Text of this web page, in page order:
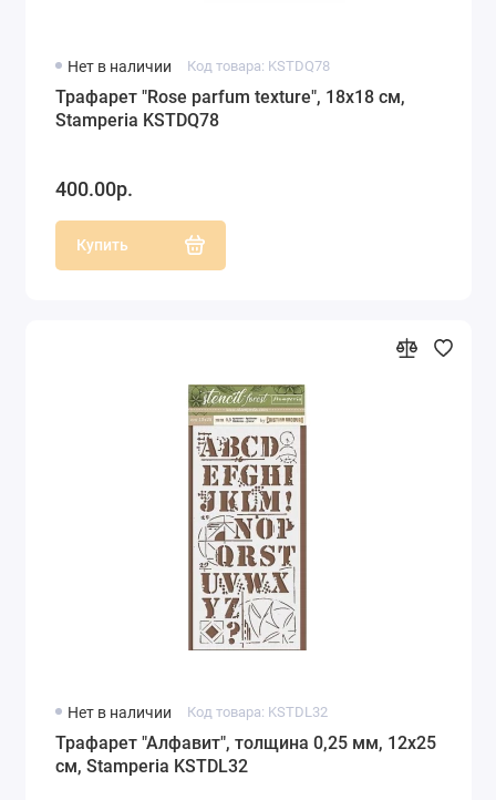
Нет в наличии Код товара: KSTDQ78
Трафарет "Rose parfum texture", 18х18 см,
Stamperia KSTDQ78
400.00р.
Купить
Нет в наличии Код товара: KSTDL32
Трафарет "Алфавит", толщина 0,25 мм, 12х25
см, Stamperia KSTDL32